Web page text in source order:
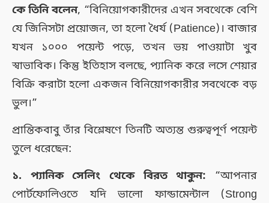
কে তিনি বলেন, “বিনিয়োগকারীদের এখন সবথেকে বেশি
যে জিনিসটা প্রয়োজন, তা হলো ধৈর্য (Patience)। বাজার
যখন ১০০০ পয়েন্ট পড়ে, তখন ভয় পাওয়াটা খুব
স্বাভাবিক। কিন্তু ইতিহাস বলছে, প্যানিক করে লসে শেয়ার
বিক্রি করাটা হলো একজন বিনিয়োগকারীর সবথেকে বড়
ভুল।”
প্রান্তিকবাবু তাঁর বিশ্লেষণে তিনটি অত্যন্ত গুরুত্বপূর্ণ পয়েন্ট
তুলে ধরেছেন:
১. প্যানিক সেলিং থেকে বিরত থাকুন: “আপনার
পোর্টফোলিওতে যদি ভালো ফান্ডামেন্টাল (Strong